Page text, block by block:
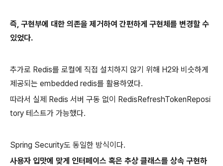
즉, 구현부에 대한 의존을 제거하여 간편하게 구현체를 변경할 수
있었다.
추가로 Redis를 로컬에 직접 설치하지 않기 위해 H2와 비슷하게
제공되는 embedded redis를 활용하였다.
따라서 실제 Redis 서버 구동 없이 RedisRefreshTokenReposi
tory 테스트가 가능했다.
Spring Security도 동일한 방식이다.
사용자 입맛에 맞게 인터페이스 혹은 추상 클래스를 상속 구현하